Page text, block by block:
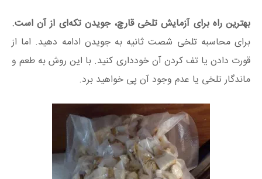
بهترین راه برای آزمایش تلخی قارچ، جویدن تکه‌ای از آن است.
برای محاسبه تلخی شصت ثانیه به جویدن ادامه دهید. اما از
قورت دادن یا تف کردن آن خودداری کنید. با این روش به طعم و
ماندگار تلخی یا عدم وجود آن پی خواهید برد.